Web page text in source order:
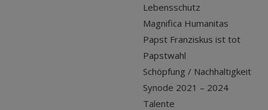
Lebensschutz
Magnifica Humanitas
Papst Franziskus ist tot
Papstwahl
Schöpfung / Nachhaltigkeit
Synode 2021 – 2024
Talente